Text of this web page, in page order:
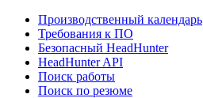
Производственный календарь
Требования к ПО
Безопасный HeadHunter
HeadHunter API
Поиск работы
Поиск по резюме